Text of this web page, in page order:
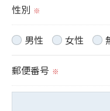
きにつきましては、
性別 ※
男性 女性
郵便番号 ※